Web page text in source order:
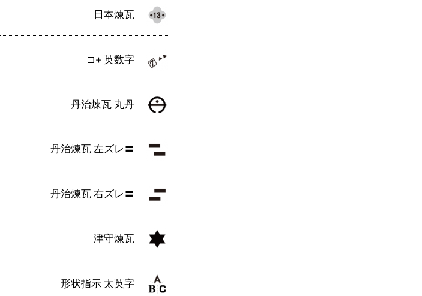
日本煉瓦
□＋英数字
丹治煉瓦 丸丹
丹治煉瓦 左ズレ〓
丹治煉瓦 右ズレ〓
津守煉瓦
形状指示 太英字